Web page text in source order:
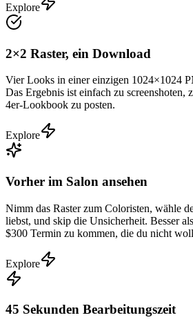
Explore
2×2 Raster, ein Download
Vier Looks in einer einzigen 1024×1024
Das Ergebnis ist einfach zu screenshoten,
4er-Lookbook zu posten.
Explore
Vorher im Salon ansehen
Nimm das Raster zum Coloristen, wähle
liebst, und skip die Unsicherheit. Besser
$300 Termin zu kommen, die du nicht
Explore
45 Sekunden Bearbeitungszeit